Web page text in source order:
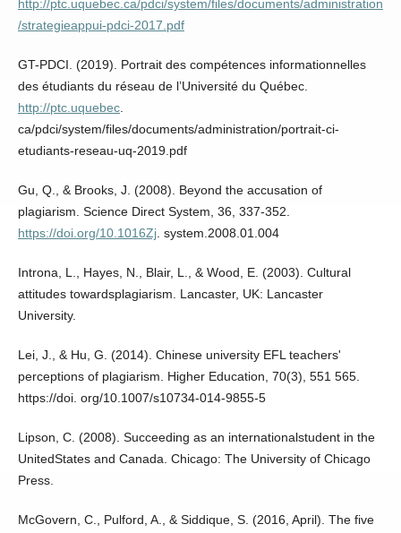
http://ptc.uquebec.ca/pdci/system/files/documents/administration
/strategieappui-pdci-2017.pdf
GT-PDCI. (2019). Portrait des compétences informationnelles
des étudiants du réseau de l’Université du Québec.
http://ptc.uquebec.
ca/pdci/system/files/documents/administration/portrait-ci-
etudiants-reseau-uq-2019.pdf
Gu, Q., & Brooks, J. (2008). Beyond the accusation of
plagiarism. Science Direct System, 36, 337-352.
https://doi.org/10.1016Zj. system.2008.01.004
Introna, L., Hayes, N., Blair, L., & Wood, E. (2003). Cultural
attitudes towardsplagiarism. Lancaster, UK: Lancaster
University.
Lei, J., & Hu, G. (2014). Chinese university EFL teachers'
perceptions of plagiarism. Higher Education, 70(3), 551 565.
https://doi. org/10.1007/s10734-014-9855-5
Lipson, C. (2008). Succeeding as an internationalstudent in the
UnitedStates and Canada. Chicago: The University of Chicago
Press.
McGovern, C., Pulford, A., & Siddique, S. (2016, April). The five